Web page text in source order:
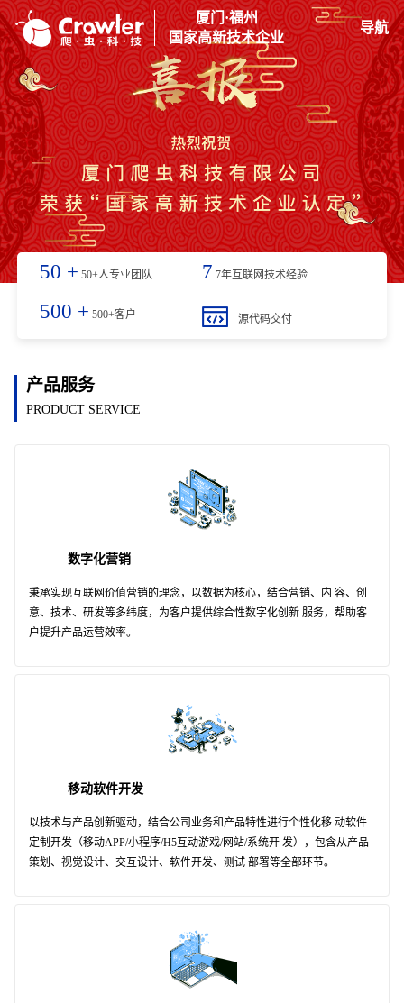
厦门·福州
国家高新技术企业
导航
50 + 50+人专业团队 7 7年互联网技术经验
500 + 500+客户 源代码交付
产品服务
PRODUCT SERVICE
数字化营销
秉承实现互联网价值营销的理念，以数据为核心，结合营销、内 容、创
意、技术、研发等多纬度，为客户提供综合性数字化创新 服务，帮助客
户提升产品运营效率。
移动软件开发
以技术与产品创新驱动，结合公司业务和产品特性进行个性化移 动软件
定制开发（移动APP/小程序/H5互动游戏/网站/系统开 发），包含从产品
策划、视觉设计、交互设计、软件开发、测试 部署等全部环节。